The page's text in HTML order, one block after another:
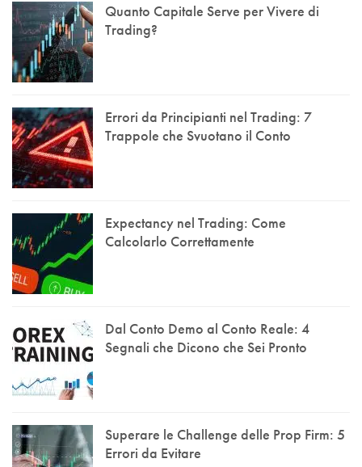
Quanto Capitale Serve per Vivere di
Trading?
Errori da Principianti nel Trading: 7
Trappole che Svuotano il Conto
Expectancy nel Trading: Come
Calcolarlo Correttamente
Dal Conto Demo al Conto Reale: 4
Segnali che Dicono che Sei Pronto
Superare le Challenge delle Prop Firm: 5
Errori da Evitare